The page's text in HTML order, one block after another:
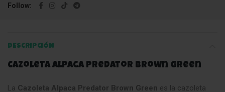
Follow
DESCRIPCIÓN
Cazoleta Alpaca Predator Brown Green
La Cazoleta Alpaca Predator Brown Green es la cazoleta